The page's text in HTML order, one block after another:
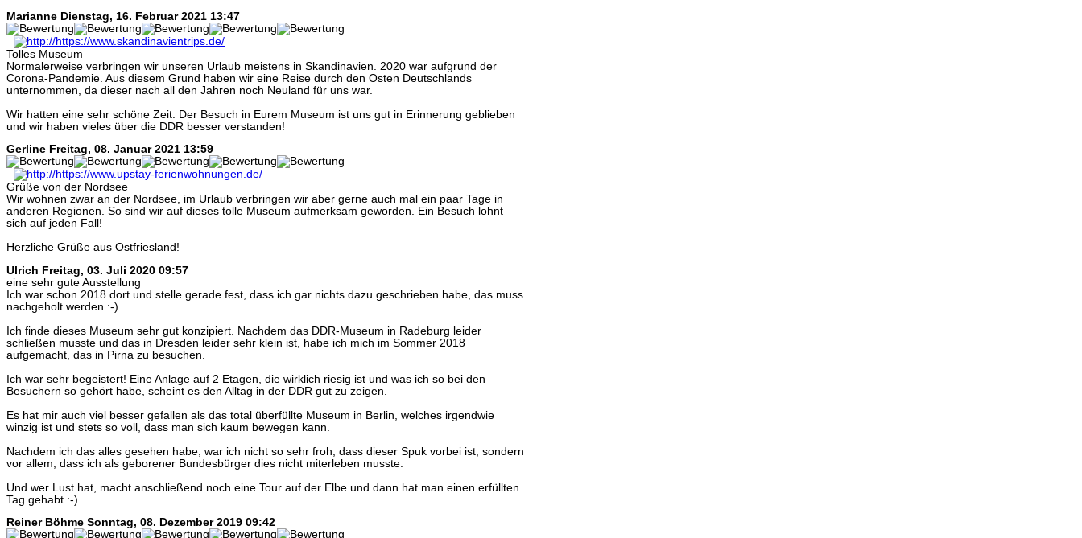
Marianne Dienstag, 16. Februar 2021 13:47
Tolles Museum
Normalerweise verbringen wir unseren Urlaub meistens in Skandinavien. 2020 war aufgrund der
Corona-Pandemie. Aus diesem Grund haben wir eine Reise durch den Osten Deutschlands
unternommen, da dieser nach all den Jahren noch Neuland für uns war.
Wir hatten eine sehr schöne Zeit. Der Besuch in Eurem Museum ist uns gut in Erinnerung geblieben
und wir haben vieles über die DDR besser verstanden!
Gerline Freitag, 08. Januar 2021 13:59
Grüße von der Nordsee
Wir wohnen zwar an der Nordsee, im Urlaub verbringen wir aber gerne auch mal ein paar Tage in
anderen Regionen. So sind wir auf dieses tolle Museum aufmerksam geworden. Ein Besuch lohnt
sich auf jeden Fall!
Herzliche Grüße aus Ostfriesland!
Ulrich Freitag, 03. Juli 2020 09:57
eine sehr gute Ausstellung
Ich war schon 2018 dort und stelle gerade fest, dass ich gar nichts dazu geschrieben habe, das muss
nachgeholt werden :-)
Ich finde dieses Museum sehr gut konzipiert. Nachdem das DDR-Museum in Radeburg leider
schließen musste und das in Dresden leider sehr klein ist, habe ich mich im Sommer 2018
aufgemacht, das in Pirna zu besuchen.
Ich war sehr begeistert! Eine Anlage auf 2 Etagen, die wirklich riesig ist und was ich so bei den
Besuchern so gehört habe, scheint es den Alltag in der DDR gut zu zeigen.
Es hat mir auch viel besser gefallen als das total überfüllte Museum in Berlin, welches irgendwie
winzig ist und stets so voll, dass man sich kaum bewegen kann.
Nachdem ich das alles gesehen habe, war ich nicht so sehr froh, dass dieser Spuk vorbei ist, sondern
vor allem, dass ich als geborener Bundesbürger dies nicht miterleben musste.
Und wer Lust hat, macht anschließend noch eine Tour auf der Elbe und dann hat man einen erfüllten
Tag gehabt :-)
Reiner Böhme Sonntag, 08. Dezember 2019 09:42